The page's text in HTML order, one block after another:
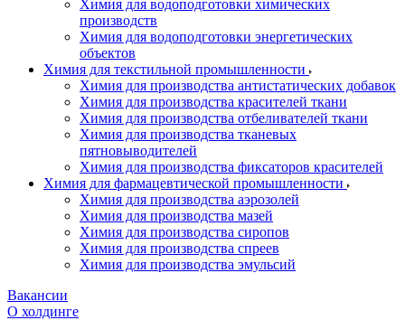
Химия для водоподготовки химических
производств
Химия для водоподготовки энергетических
объектов
Химия для текстильной промышленности
Химия для производства антистатических добавок
Химия для производства красителей ткани
Химия для производства отбеливателей ткани
Химия для производства тканевых
пятновыводителей
Химия для производства фиксаторов красителей
Химия для фармацевтической промышленности
Химия для производства аэрозолей
Химия для производства мазей
Химия для производства сиропов
Химия для производства спреев
Химия для производства эмульсий
Вакансии
О холдинге